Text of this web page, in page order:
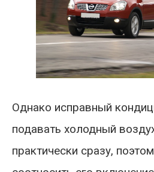
Однако исправный
подавать холодный
практически сразу,